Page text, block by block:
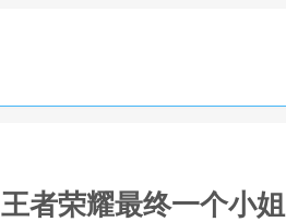
王者荣耀最终一个小姐